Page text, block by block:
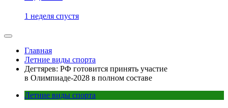
1 неделя спустя
Главная
Летние виды спорта
Дегтярев: РФ готовится принять участие
в Олимпиаде-2028 в полном составе
Летние виды спорта